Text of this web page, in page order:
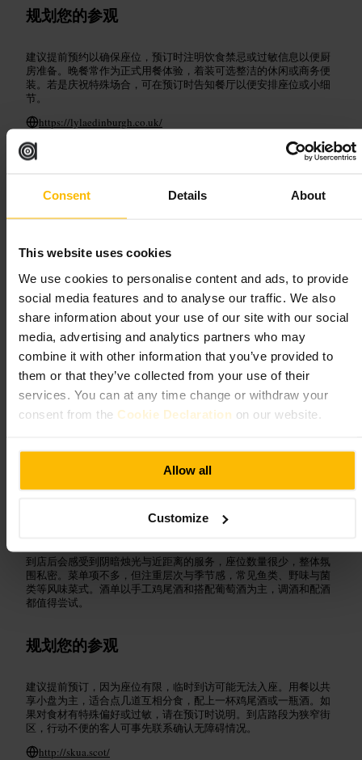
Consent Details About
This website uses cookies
We use cookies to personalise content and ads, to provide
social media features and to analyse our traffic. We also
share information about your use of our site with our social
media, advertising and analytics partners who may
combine it with other information that you’ve provided to
them or that they’ve collected from your use of their
services. You can at any time change or withdraw your
consent from the Cookie Declaration on our website.
Allow all
Customize
规划您的参观
建议提前预约以确保座位，预订时注明饮食禁忌或过敏信息以便厨
房准备。晚餐常作为正式用餐体验，着装可选整洁的休闲或商务便
装。若是庆祝特殊场合，可在预订时告知餐厅以便安排座位或小细
节。
https://lylaedinburgh.co.uk/
斯库亚
图片 / Web
“地下小酒馆，专注手工鸡尾酒与当季小盘料
理”
小盘料理 #
到店后会感受到阴暗烛光与近距离的服务，座位数量很少，整体氛
围私密。菜单项不多，但注重层次与季节感，常见鱼类、野味与菌
类等风味菜式。酒单以手工鸡尾酒和搭配葡萄酒为主，调酒和配酒
都值得尝试。
规划您的参观
建议提前预订，因为座位有限，临时到访可能无法入座。用餐以共
享小盘为主，适合点几道互相分食，配上一杯鸡尾酒或一瓶酒。如
果对食材有特殊偏好或过敏，请在预订时说明。到店路段为狭窄街
区，行动不便的客人可事先联系确认无障碍情况。
http://skua.scot/